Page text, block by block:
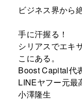
ビジネス界から
手に汗握る！
シリアスでエキ
こにある。
Boost Capital代
LINEヤフー元最
小澤隆生